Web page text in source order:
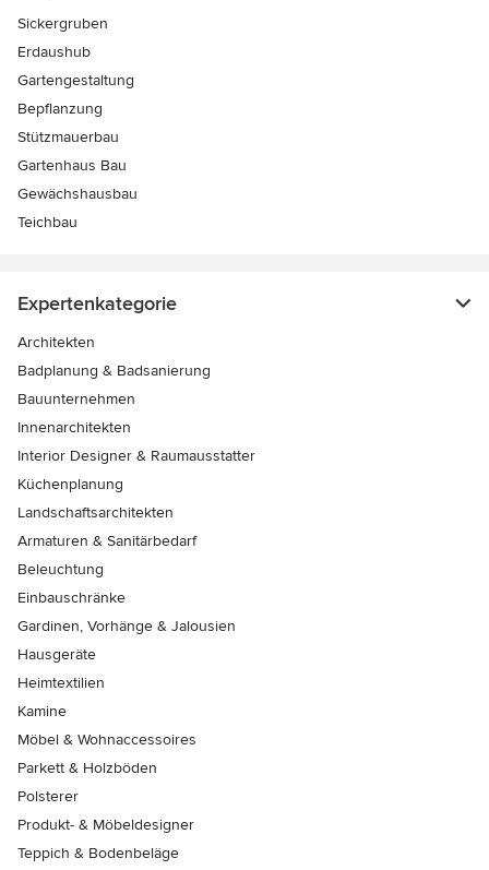
Sickergruben
Erdaushub
Gartengestaltung
Bepflanzung
Stützmauerbau
Gartenhaus Bau
Gewächshausbau
Teichbau
Expertenkategorie
Architekten
Badplanung & Badsanierung
Bauunternehmen
Innenarchitekten
Interior Designer & Raumausstatter
Küchenplanung
Landschaftsarchitekten
Armaturen & Sanitärbedarf
Beleuchtung
Einbauschränke
Gardinen, Vorhänge & Jalousien
Hausgeräte
Heimtextilien
Kamine
Möbel & Wohnaccessoires
Parkett & Holzböden
Polsterer
Produkt- & Möbeldesigner
Teppich & Bodenbeläge